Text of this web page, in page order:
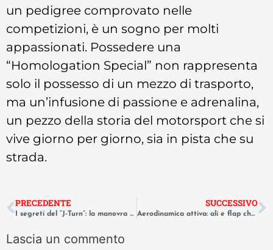
un pedigree comprovato nelle
competizioni, è un sogno per molti
appassionati. Possedere una
“Homologation Special” non rappresenta
solo il possesso di un mezzo di trasporto,
ma un’infusione di passione e adrenalina,
un pezzo della storia del motorsport che si
vive giorno per giorno, sia in pista che su
strada.
PRECEDENTE
I segreti del “J-Turn”: la manovra da film d’azione spiegata passo passo.
SUCCESSIVO
Aerodinamica attiva: ali e flap che cambiano forma con la velocità.
Lascia un commento